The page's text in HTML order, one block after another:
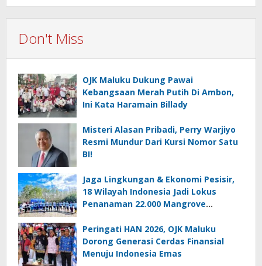
Don't Miss
OJK Maluku Dukung Pawai
Kebangsaan Merah Putih Di Ambon,
Ini Kata Haramain Billady
Misteri Alasan Pribadi, Perry Warjiyo
Resmi Mundur Dari Kursi Nomor Satu
BI!
Jaga Lingkungan & Ekonomi Pesisir,
18 Wilayah Indonesia Jadi Lokus
Penanaman 22.000 Mangrove
Peringati HAN 2026, OJK Maluku
Dorong Generasi Cerdas Finansial
Menuju Indonesia Emas